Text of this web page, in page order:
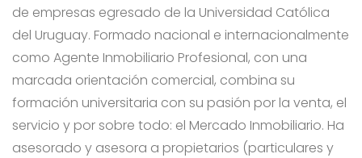
de empresas egresado de la Universidad Católica
del Uruguay. Formado nacional e internacionalmente
como Agente Inmobiliario Profesional, con una
marcada orientación comercial, combina su
formación universitaria con su pasión por la venta, el
servicio y por sobre todo: el Mercado Inmobiliario. Ha
asesorado y asesora a propietarios (particulares y